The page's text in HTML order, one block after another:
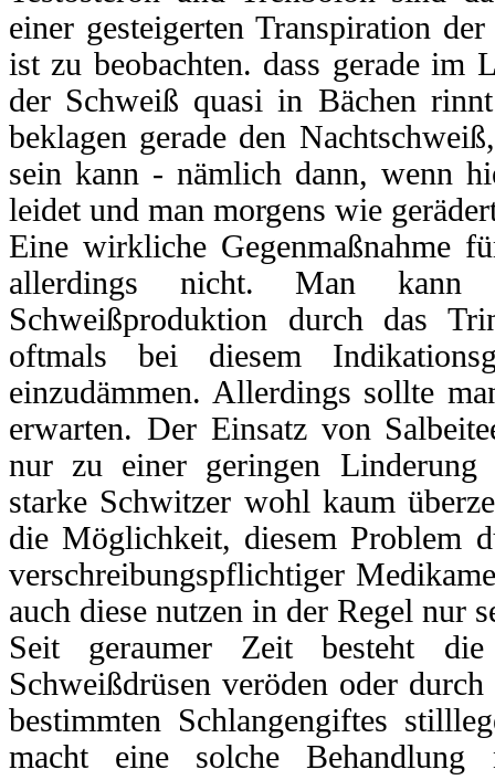
einer gesteigerten Transpiration
ist zu beobachten. dass gerade im
der Schweiß quasi in Bächen
beklagen gerade den
sein kann - nämlich dann, wenn
leidet und man morgens wie
Eine wirkliche Gegenmaßnahme
allerdings nicht. Man kann
Schweißproduktion durch das
oftmals bei diesem
einzudämmen. Allerdings sollte
erwarten. Der Einsatz von
nur zu einer geringen
starke Schwitzer wohl kaum
die Möglichkeit, diesem Problem
verschreibungspflichtiger
auch diese nutzen in der Regel nur
Seit geraumer Zeit besteht
Schweißdrüsen veröden oder
bestimmten Schlangengiftes
macht eine solche